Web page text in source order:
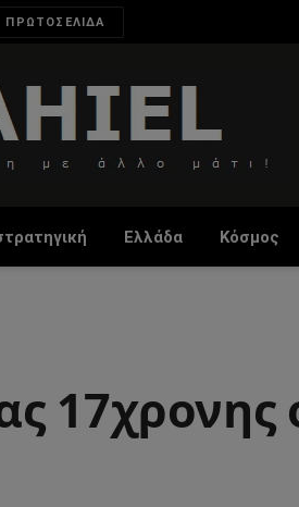
ΠΡΩΤΟΣΕΛΙΔΑ
Ελλάδα Κόσμος
17χρονης